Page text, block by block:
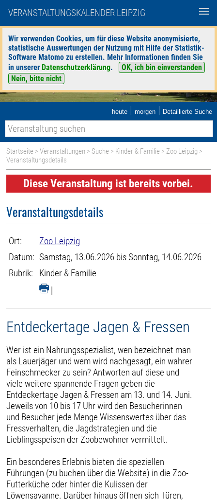
VERANSTALTUNGSKALENDER LEIPZIG
Wir verwenden Cookies, um für diese Website anonymisierte,
statistische Auswertungen der Nutzung mit Hilfe der Statistik-
Software Matomo zu erstellen. Mehr Informationen finden Sie
in unserer Datenschutzerklärung.
OK, ich bin einverstanden
Nein, bitte nicht
heute | morgen | Detaillierte Suche
Startseite >Veranstaltungen > Suche > Kinder & Familie >Zoo Leipzig >
Veranstaltungsdetails
Diese Veranstaltung ist bereits vorbei.
Veranstaltungsdetails
Ort:
Zoo Leipzig
Datum: Samstag, 13.06.2026 bis Sonntag, 14.06.2026
Rubrik:
Kinder & Familie
|
Entdeckertage Jagen & Fressen
Wer ist ein Nahrungsspezialist, wen bezeichnet man
als Lauerjäger und wem wird nachgesagt, ein wahrer
Feinschmecker zu sein? Antworten auf diese und
viele weitere spannende Fragen geben die
Entdeckertage Jagen & Fressen am 13. und 14. Juni.
Jeweils von 10 bis 17 Uhr wird den Besucherinnen
und Besucher jede Menge Wissenswertes über das
Fressverhalten, die Jagdstrategien und die
Lieblingsspeisen der Zoobewohner vermittelt.
Ein besonderes Erlebnis bieten die speziellen
Führungen (zu buchen über die Website) in die Zoo-
Futterküche oder hinter die Kulissen der
Löwensavanne. Darüber hinaus öffnen sich Türen,